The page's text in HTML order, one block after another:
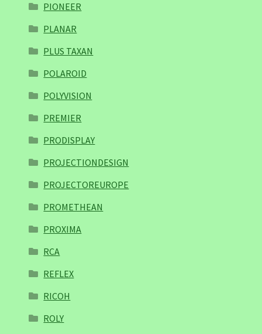
PIONEER
PLANAR
PLUS TAXAN
POLAROID
POLYVISION
PREMIER
PRODISPLAY
PROJECTIONDESIGN
PROJECTOREUROPE
PROMETHEAN
PROXIMA
RCA
REFLEX
RICOH
ROLY